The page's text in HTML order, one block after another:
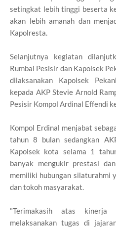
setingkat lebih tinggi beserta
akan lebih amanah dan
Kapolresta.
Selanjutnya kegiatan
Rumbai Pesisir dan Kapolsek
dilaksanakan Kapolsek
kepada AKP Stevie Arnold
Pesisir Kompol Ardinal Effendi
Kompol Erdinal menjabat
tahun 8 bulan sedangkan
Kapolsek kota selama 1
banyak mengukir prestasi
memiliki hubungan silaturahmi
dan tokoh masyarakat.
"Terimakasih atas kinerja
melaksanakan tugas di